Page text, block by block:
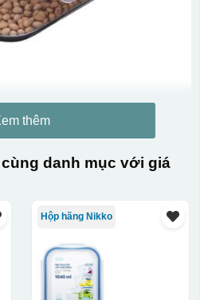
thêm
danh mục với giá
Hộp hãng Nikko